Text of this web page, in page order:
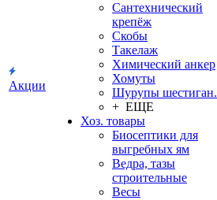
Акции
Сантехнический
крепёж
Скобы
Такелаж
Химический анкер
Хомуты
Шурупы шестиган.
+ ЕЩЕ
Хоз. товары
Биосептики для
выгребных ям
Ведра, тазы
строительные
Весы